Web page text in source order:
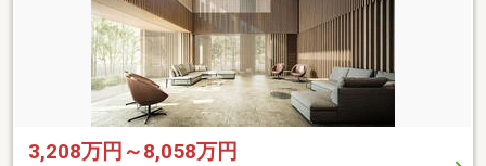
3,208万円～8,058万円